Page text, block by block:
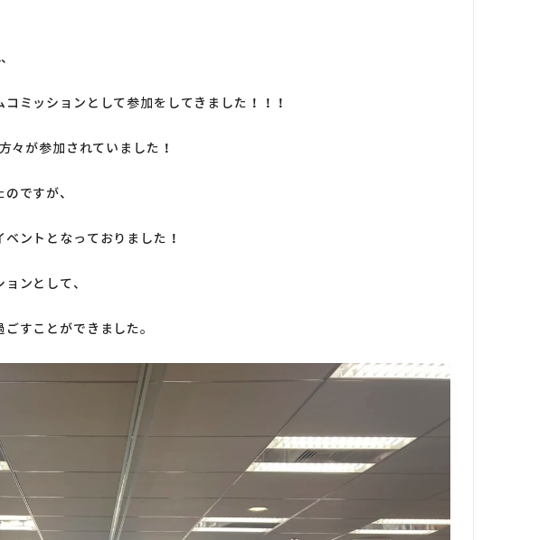
ミッションとして参加をしてきました！！！
々が参加されていました！
ですが、
ントとなっておりました！
ンとして、
すことができました。